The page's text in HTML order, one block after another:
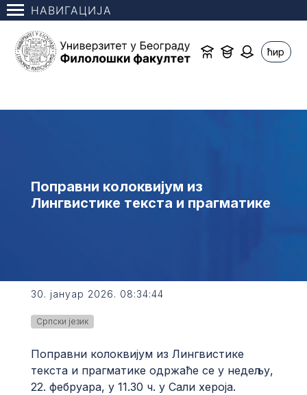
НАВИГАЦИЈА
ћир
Поправни колоквијум из
Лингвистике текста и прагматике
30. јануар 2026. 08:34:44
Српски језик
Поправни колоквијум из Лингвистике
текста и прагматике одржаће се у недељу,
22. фебруара, у 11.30 ч. у Сали хероја.